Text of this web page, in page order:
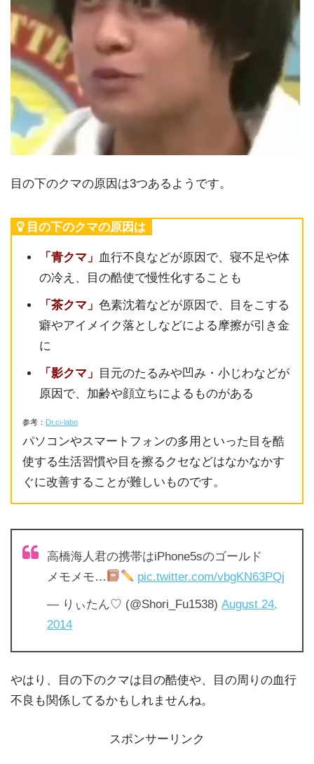
目の下のクマの原因は3つあるようです。
目の下のクマの原因は
「青クマ」 血行不良などが原因で、寝不足や体
の冷え、目の酷使で慢性化することも
「茶クマ」 色素沈着などが原因で、目をこする
癖やアイメイク落としなどによる摩擦が引き金
に
「影クマ」
目元のたるみや凹み・小じわなどが
原因で、加齢や顔立ちによるものがある
参考： Dr.ci-labo
パソコンやスマートフォンの多用といった目を酷
使する生活習慣や目を擦るクセなどはなかなかす
ぐに改善することが難しいものです。
高橋海人君の携帯はiPhone5sのゴールド
メモメモ…
pic.twitter.com/vbgKN63PQj
— りぃたん♡ (@Shori_Fu1538) August 24,
2014
やはり、目の下のクマは目の酷使や、目の周りの血行
不良も関係してるかもしれませんね。
スポンサーリンク